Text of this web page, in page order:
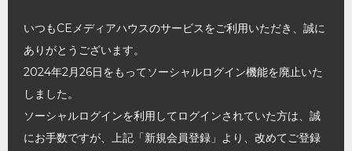
いつもCEメディアハウスのサービスをご利用いただき、誠に
ありがとうございます。
2024年2月26日をもってソーシャルログイン機能を廃止いた
しました。
ソーシャルログインを利用してログインされていた方は、誠
にお手数ですが、上記「新規会員登録」より、改めてご登録